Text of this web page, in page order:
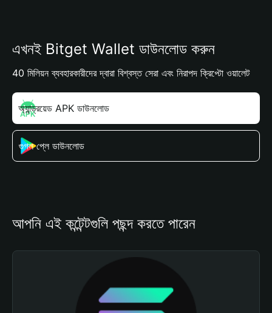
এখনই Bitget Wallet ডাউনলোড করুন
40 মিলিয়ন ব্যবহারকারীদের দ্বারা বিশ্বস্ত সেরা এবং নিরাপদ ক্রিপ্টো ওয়ালেট
অ্যান্ড্রয়েড APK ডাউনলোড
গুগল প্লে ডাউনলোড
আপনি এই কন্টেন্টগুলি পছন্দ করতে পারেন